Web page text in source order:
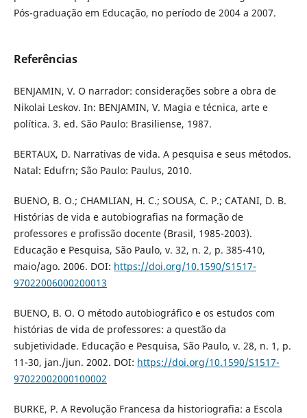
Pós-graduação em Educação, no período de 2004 a 2007.
Referências
BENJAMIN, V. O narrador: considerações sobre a obra de
Nikolai Leskov. In: BENJAMIN, V. Magia e técnica, arte e
política. 3. ed. São Paulo: Brasiliense, 1987.
BERTAUX, D. Narrativas de vida. A pesquisa e seus métodos.
Natal: Edufrn; São Paulo: Paulus, 2010.
BUENO, B. O.; CHAMLIAN, H. C.; SOUSA, C. P.; CATANI, D. B.
Histórias de vida e autobiografias na formação de
professores e profissão docente (Brasil, 1985-2003).
Educação e Pesquisa, São Paulo, v. 32, n. 2, p. 385-410,
maio/ago. 2006. DOI: https://doi.org/10.1590/S1517-
97022006000200013
BUENO, B. O. O método autobiográfico e os estudos com
histórias de vida de professores: a questão da
subjetividade. Educação e Pesquisa, São Paulo, v. 28, n. 1, p.
11-30, jan./jun. 2002. DOI: https://doi.org/10.1590/S1517-
97022002000100002
BURKE, P. A Revolução Francesa da historiografia: a Escola